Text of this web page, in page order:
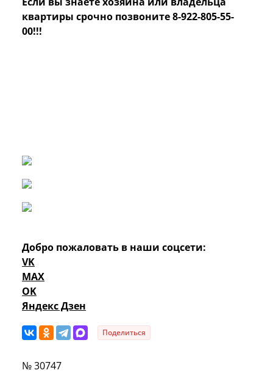
квартиры срочно позвоните 8-922-805-55-
00!!!
Добро пожаловать в наши соцсети:
VK
MAX
OK
Яндекс Дзен
Поделиться
№ 30747